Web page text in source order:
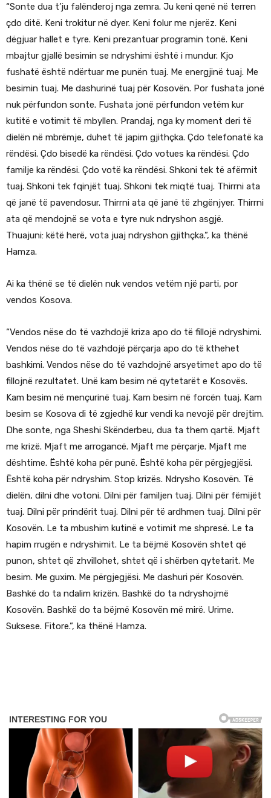
“Sonte dua t’ju falënderoj nga zemra. Ju keni qenë në terren
çdo ditë. Keni trokitur në dyer. Keni folur me njerëz. Keni
dëgjuar hallet e tyre. Keni prezantuar programin tonë. Keni
mbajtur gjallë besimin se ndryshimi është i mundur. Kjo
fushatë është ndërtuar me punën tuaj. Me energjinë tuaj. Me
besimin tuaj. Me dashurinë tuaj për Kosovën. Por fushata jonë
nuk përfundon sonte. Fushata jonë përfundon vetëm kur
kutitë e votimit të mbyllen. Prandaj, nga ky moment deri të
dielën në mbrëmje, duhet të japim gjithçka. Çdo telefonatë ka
rëndësi. Çdo bisedë ka rëndësi. Çdo votues ka rëndësi. Çdo
familje ka rëndësi. Çdo votë ka rëndësi. Shkoni tek të afërmit
tuaj. Shkoni tek fqinjët tuaj. Shkoni tek miqtë tuaj. Thirrni ata
që janë të pavendosur. Thirrni ata që janë të zhgënjyer. Thirrni
ata që mendojnë se vota e tyre nuk ndryshon asgjë.
Thuajuni: këtë herë, vota juaj ndryshon gjithçka.”, ka thënë
Hamza.
Ai ka thënë se të dielën nuk vendos vetëm një parti, por
vendos Kosova.
“Vendos nëse do të vazhdojë kriza apo do të fillojë ndryshimi.
Vendos nëse do të vazhdojë përçarja apo do të kthehet
bashkimi. Vendos nëse do të vazhdojnë arsyetimet apo do të
fillojnë rezultatet. Unë kam besim në qytetarët e Kosovës.
Kam besim në mençurinë tuaj. Kam besim në forcën tuaj. Kam
besim se Kosova di të zgjedhë kur vendi ka nevojë për drejtim.
Dhe sonte, nga Sheshi Skënderbeu, dua ta them qartë. Mjaft
me krizë. Mjaft me arrogancë. Mjaft me përçarje. Mjaft me
dështime. Është koha për punë. Është koha për përgjegjësi.
Është koha për ndryshim. Stop krizës. Ndrysho Kosovën. Të
dielën, dilni dhe votoni. Dilni për familjen tuaj. Dilni për fëmijët
tuaj. Dilni për prindërit tuaj. Dilni për të ardhmen tuaj. Dilni për
Kosovën. Le ta mbushim kutinë e votimit me shpresë. Le ta
hapim rrugën e ndryshimit. Le ta bëjmë Kosovën shtet që
punon, shtet që zhvillohet, shtet që i shërben qytetarit. Me
besim. Me guxim. Me përgjegjësi. Me dashuri për Kosovën.
Bashkë do ta ndalim krizën. Bashkë do ta ndryshojmë
Kosovën. Bashkë do ta bëjmë Kosovën më mirë. Urime.
Suksese. Fitore.”, ka thënë Hamza.